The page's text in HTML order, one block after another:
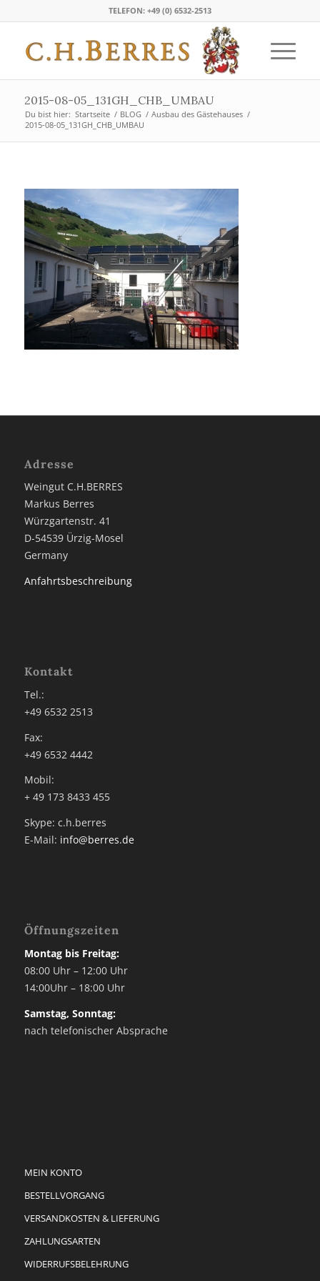
TELEFON: +49 (0) 6532-2513
2015-08-05_131GH_CHB_UMBAU
Du bist hier: Startseite / BLOG / Ausbau des Gästehauses /
2015-08-05_131GH_CHB_UMBAU
Adresse
Weingut C.H.BERRES
Markus Berres
Würzgartenstr. 41
D-54539 Ürzig-Mosel
Germany
Anfahrtsbeschreibung
Kontakt
Tel.:
+49 6532 2513
Fax:
+49 6532 4442
Mobil:
+ 49 173 8433 455
Skype: c.h.berres
E-Mail: info@berres.de
Öffnungszeiten
Montag bis Freitag:
08:00 Uhr – 12:00 Uhr
14:00Uhr – 18:00 Uhr
Samstag, Sonntag:
nach telefonischer Absprache
MEIN KONTO
BESTELLVORGANG
VERSANDKOSTEN & LIEFERUNG
ZAHLUNGSARTEN
WIDERRUFSBELEHRUNG